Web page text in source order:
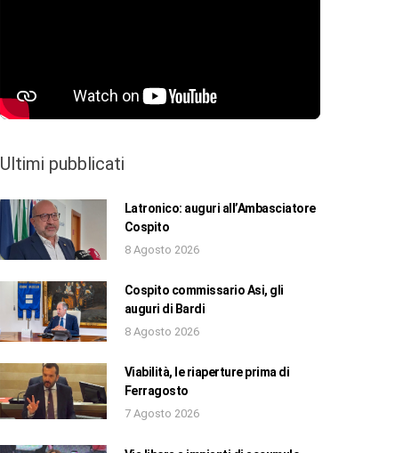
Ultimi pubblicati
Latronico: auguri all’Ambasciatore
Cospito
8 Agosto 2026
Cospito commissario Asi, gli
auguri di Bardi
8 Agosto 2026
Viabilità, le riaperture prima di
Ferragosto
7 Agosto 2026